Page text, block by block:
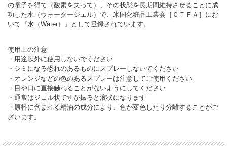
の電子を得て（酸素を失って）、その状態を長期間維持させることに成
功した水（ウォータージェル）で、米国化粧品工業会［ＣＴＦＡ］にお
いて『水（Water）』として登録されています。
使用上の注意
・用途以外に使用しないでください
・シミになる恐れのあるものにスプレーしないでください
・オレンジなどの色のあるスプレーは注意してご使用ください
・目や口に直接触れることがないようにしてください
・通常はジェル状ですが振ると液状になります
・原料に含まれる精油の成分により、色が変色したり分離することがご
ざいます。